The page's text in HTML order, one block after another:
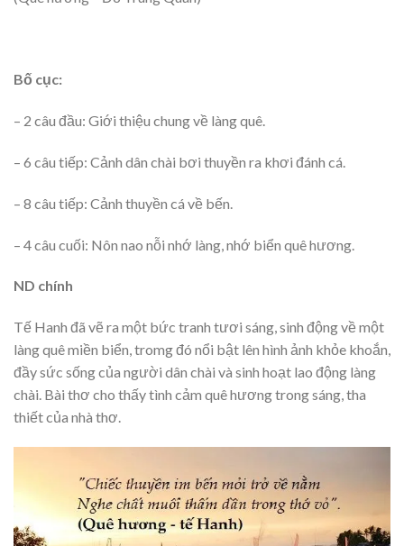
Bố cục:
– 2 câu đầu: Giới thiệu chung về làng quê.
– 6 câu tiếp: Cảnh dân chài bơi thuyền ra khơi đánh cá.
– 8 câu tiếp: Cảnh thuyền cá về bến.
– 4 câu cuối: Nôn nao nỗi nhớ làng, nhớ biển quê hương.
ND chính
Tế Hanh đã vẽ ra một bức tranh tươi sáng, sinh động về một
làng quê miền biển, tromg đó nổi bật lên hình ảnh khỏe khoắn,
đầy sức sống của người dân chài và sinh hoạt lao động làng
chài. Bài thơ cho thấy tình cảm quê hương trong sáng, tha
thiết của nhà thơ.